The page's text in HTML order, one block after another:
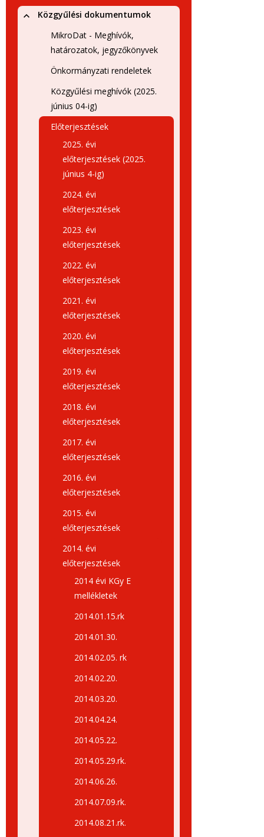
Közgyűlési dokumentumok
MikroDat - Meghívók,
határozatok, jegyzőkönyvek
Önkormányzati rendeletek
Közgyűlési meghívók (2025.
június 04-ig)
Előterjesztések
2025. évi
előterjesztések (2025.
június 4-ig)
2024. évi
előterjesztések
2023. évi
előterjesztések
2022. évi
előterjesztések
2021. évi
előterjesztések
2020. évi
előterjesztések
2019. évi
előterjesztések
2018. évi
előterjesztések
2017. évi
előterjesztések
2016. évi
előterjesztések
2015. évi
előterjesztések
2014. évi
előterjesztések
2014 évi KGy E
mellékletek
2014.01.15.rk
2014.01.30.
2014.02.05. rk
2014.02.20.
2014.03.20.
2014.04.24.
2014.05.22.
2014.05.29.rk.
2014.06.26.
2014.07.09.rk.
2014.08.21.rk.